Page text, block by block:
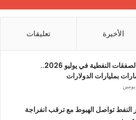
الأخيرة تعليقات
أكبر الصفقات النفطية في يوليو 2026..
بمليارات الدولارات
النفط تواصل الهبوط مع ترقب انفراجة